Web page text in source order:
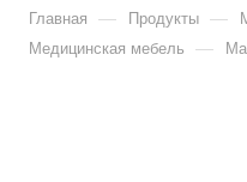
Главная — Продукты —
Медицинская мебель —